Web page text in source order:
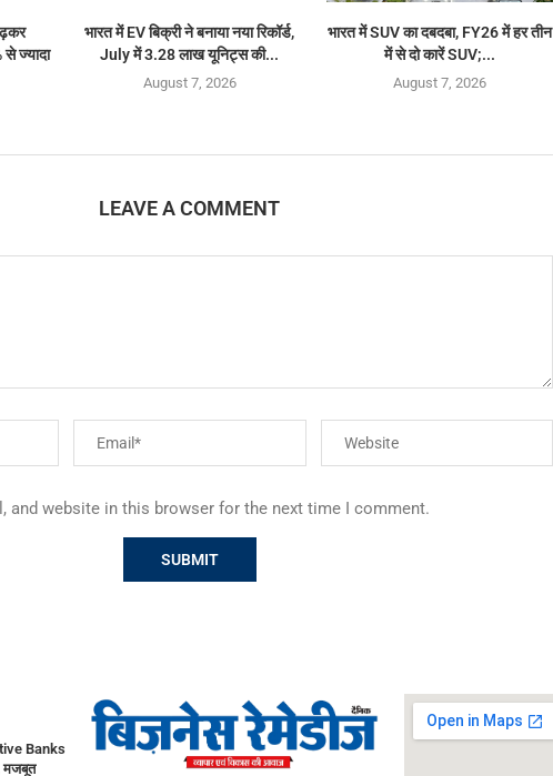
ज्यादा
भारत में EV बिक्री ने बनाया नया रिकॉर्ड,
July में 3.28 लाख यूनिट्स की...
August 7, 2026
भारत में SUV का दबदबा, FY26 में हर तीन
में से दो कारें SUV;...
August 7, 2026
LEAVE A COMMENT
and website in this browser for the next time I comment.
Banks
मजबूत